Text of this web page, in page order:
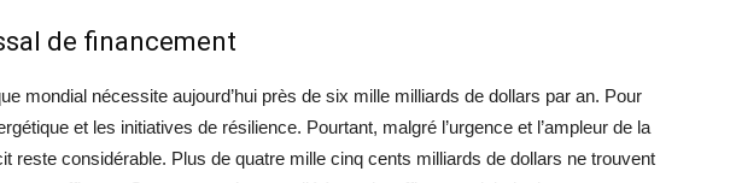
de financement
mondial nécessite aujourd’hui près de six mille milliards de dollars par an. Pour
et les initiatives de résilience. Pourtant, malgré l’urgence et l’ampleur de la
reste considérable. Plus de quatre mille cinq cents milliards de dollars ne trouvent